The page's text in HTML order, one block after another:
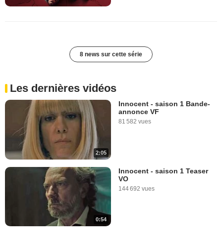
8 news sur cette série
Les dernières vidéos
2:05
Innocent - saison 1 Bande-
annonce VF
81 582 vues
0:54
Innocent - saison 1 Teaser
VO
144 692 vues